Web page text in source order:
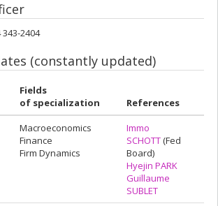
343-2404
(constantly updated)
Fields
of specialization
References
Macroeconomics
Finance
Firm Dynamics
Immo
SCHOTT(Fed
Board)
Hyejin PARK
Guillaume
SUBLET